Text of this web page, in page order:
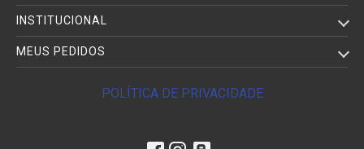
INSTITUCIONAL
MEUS PEDIDOS
POLÍTICA DE PRIVACIDADE